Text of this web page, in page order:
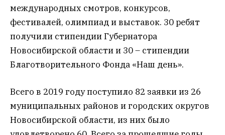
международных смотров, конкурсов,
фестивалей, олимпиад и выставок. 30 ребят
получили стипендии Губернатора
Новосибирской области и 30 – стипендии
Благотворительного Фонда «Наш день».
Всего в 2019 году поступило 82 заявки из 26
муниципальных районов и городских округов
Новосибирской области, из них было